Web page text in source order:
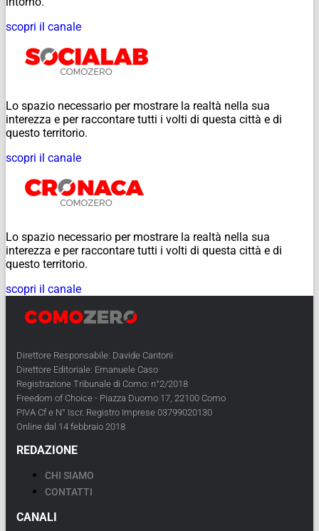
scopri il canale
Lo spazio necessario per mostrare la realtà nella sua
interezza e per raccontare tutti i volti di questa città e di
questo territorio.
scopri il canale
Lo spazio necessario per mostrare la realtà nella sua
interezza e per raccontare tutti i volti di questa città e di
questo territorio.
scopri il canale
Direttore Responsabile: Davide Cantoni
Direttore Editoriale: Emanuele Caso
Registrazione Tribunale di Como: n°2/2018
Freedom of Choice - Piazza Duomo 17, 22100 Como
PIVA Cf e N° Iscr. Registro Imprese 03799020130
Online dal 14 febbraio 2018
REDAZIONE
CHI SIAMO
CONTATTI
CANALI